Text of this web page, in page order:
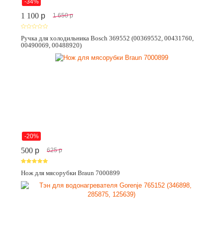
1 100 p 1 650 p
Ручка для холодильника Bosch 369552 (00369552, 00431760,
00490069, 00488920)
-20%
500 p 625 p
Нож для мясорубки Braun 7000899